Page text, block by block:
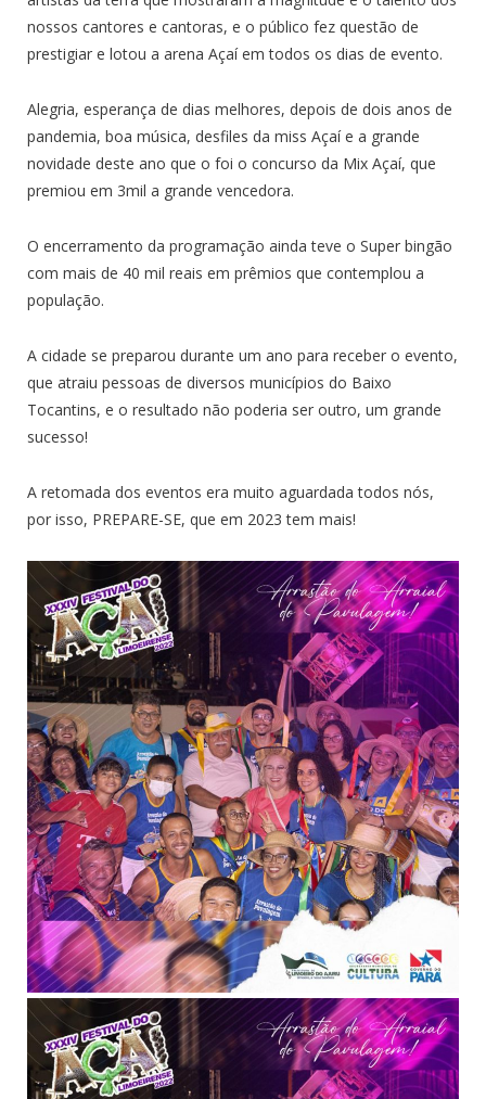
nossos cantores e cantoras, e o público fez questão de
prestigiar e lotou a arena Açaí em todos os dias de evento.
Alegria, esperança de dias melhores, depois de dois anos de
pandemia, boa música, desfiles da miss Açaí e a grande
novidade deste ano que o foi o concurso da Mix Açaí, que
premiou em 3mil a grande vencedora.
O encerramento da programação ainda teve o Super bingão
com mais de 40 mil reais em prêmios que contemplou a
população.
A cidade se preparou durante um ano para receber o evento,
que atraiu pessoas de diversos municípios do Baixo
Tocantins, e o resultado não poderia ser outro, um grande
sucesso!
A retomada dos eventos era muito aguardada todos nós,
por isso, PREPARE-SE, que em 2023 tem mais!